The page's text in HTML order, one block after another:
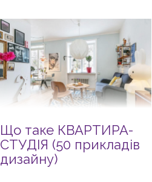
Що таке КВАРТИРА-
СТУДІЯ (50 прикладів
дизайну)